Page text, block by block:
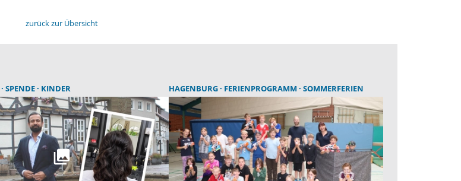
zurück zur Übersicht
SPENDE KINDER HAGENBURG FERIENPROGRAMM SOMMERFERIEN